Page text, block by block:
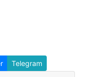
Telegram